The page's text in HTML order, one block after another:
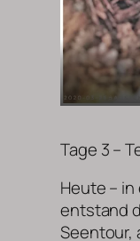
Tage 3 –
Heute –
entstand
Seentour,